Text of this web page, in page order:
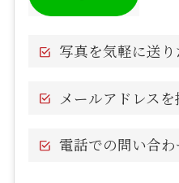
写真を気軽に送
メールアドレス
電話での問い合